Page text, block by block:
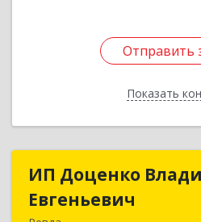
Отправить
Показать
Отправить
Назад
ИП Доценко
Евгеньевич
ИП